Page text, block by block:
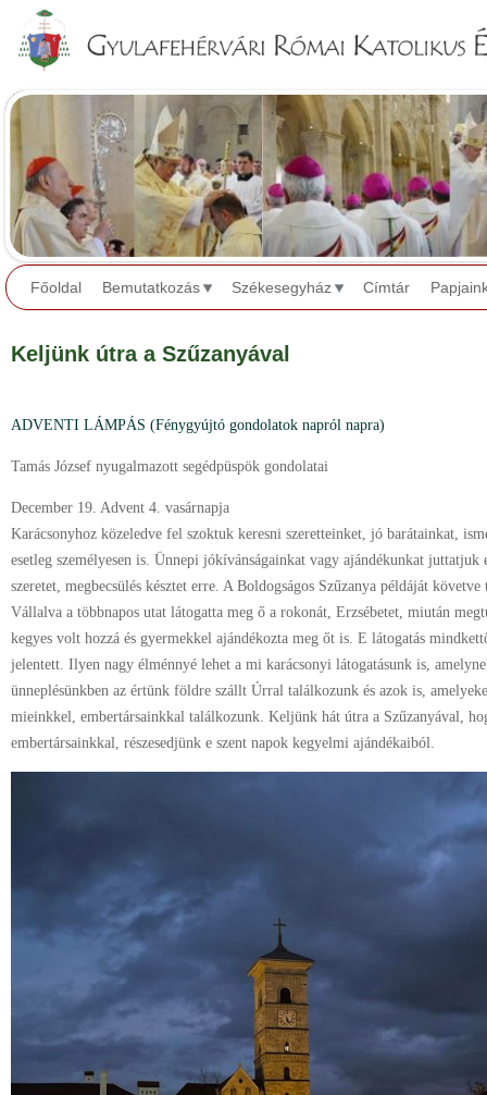
Főoldal Bemutatkozás Székesegyház Címtár
Keljünk útra a Szűzanyával
ADVENTI LÁMPÁS (Fénygyújtó gondolatok napról napra)
Tamás József nyugalmazott segédpüspök gondolatai
December 19. Advent 4. vasárnapja
Karácsonyhoz közeledve fel szoktuk keresni szeretteinket, jó barátainkat,
esetleg személyesen is. Ünnepi jókívánságainkat vagy ajándékunkat
szeretet, megbecsülés késztet erre. A Boldogságos Szűzanya példáját
Vállalva a többnapos utat látogatta meg ő a rokonát, Erzsébetet, miután
kegyes volt hozzá és gyermekkel ajándékozta meg őt is. E látogatás
jelentett. Ilyen nagy élménnyé lehet a mi karácsonyi látogatásunk is,
ünneplésünkben az értünk földre szállt Úrral találkozunk és azok is,
mieinkkel, embertársainkkal találkozunk. Keljünk hát útra a Szűzanyával,
embertársainkkal, részesedjünk e szent napok kegyelmi ajándékaiból.